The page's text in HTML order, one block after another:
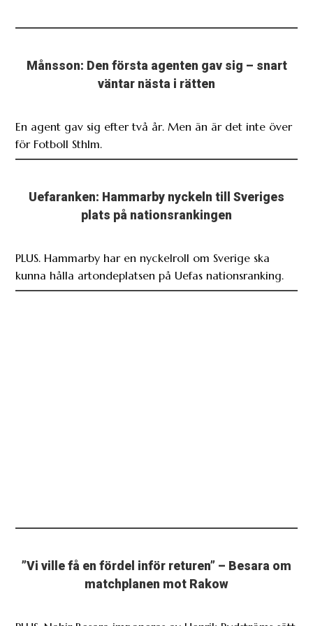
Månsson: Den första agenten gav sig – snart
väntar nästa i rätten
En agent gav sig efter två år. Men än är det inte över
för Fotboll Sthlm.
Uefaranken: Hammarby nyckeln till Sveriges
plats på nationsrankingen
PLUS. Hammarby har en nyckelroll om Sverige ska
kunna hålla artondeplatsen på Uefas nationsranking.
”Vi ville få en fördel inför returen” – Besara om
matchplanen mot Rakow